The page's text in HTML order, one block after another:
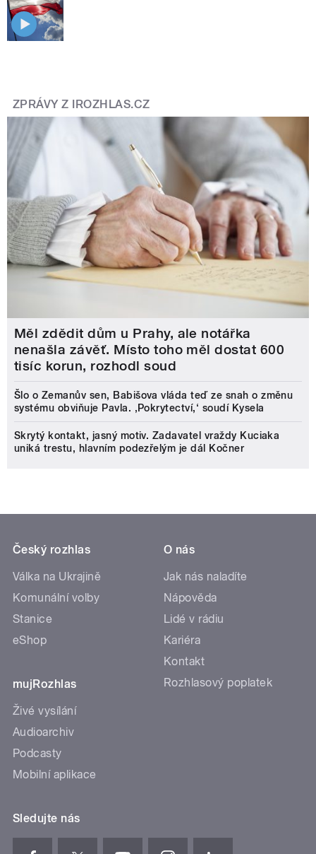
ZPRÁVY Z IROZHLAS.CZ
Měl zdědit dům u Prahy, ale notářka
nenašla závěť. Místo toho měl dostat 600
tisíc korun, rozhodl soud
Šlo o Zemanův sen, Babišova vláda teď ze snah o změnu
systému obviňuje Pavla. ‚Pokrytectví,‘ soudí Kysela
Skrytý kontakt, jasný motiv. Zadavatel vraždy Kuciaka
uniká trestu, hlavním podezřelým je dál Kočner
Český rozhlas
Válka na Ukrajině
Komunální volby
Stanice
eShop
mujRozhlas
Živé vysílání
Audioarchiv
Podcasty
Mobilní aplikace
O nás
Jak nás naladíte
Nápověda
Lidé v rádiu
Kariéra
Kontakt
Rozhlasový poplatek
Sledujte nás